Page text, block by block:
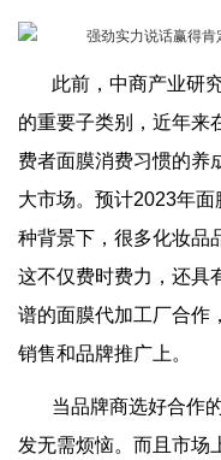
此前，中商产业研
的重要子类别，近年来
费者面膜消费习惯的养
大市场。预计2023年
种背景下，很多化妆品
这不仅费时费力，还具
谱的面膜代加工厂合作
销售和品牌推广上。
当品牌商选好合作
发无需烦恼。而且市场